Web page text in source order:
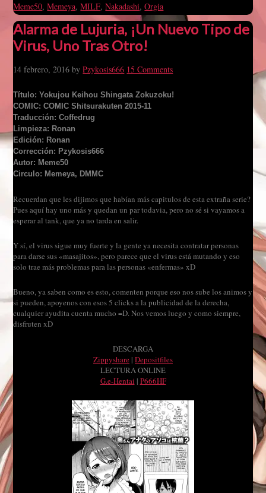
Meme50,Memeya,MILF,Nakadashi,Orgia
Alarma de Lujuria, ¡Un Nuevo Tipo de
Virus, Uno Tras Otro!
14 febrero, 2016 byPzykosis666 15 Comments
Título: Yokujou Keihou Shingata Zokuzoku!
COMIC: COMIC Shitsurakuten 2015-11
Traducción: Coffedrug
Limpieza: Ronan
Edición: Ronan
Corrección: Pzykosis666
Autor: Meme50
Circulo: Memeya, DMMC
Recuerdan que les dijimos que habían más capitulos de esta extraña serie?
Pues aquí hay uno más y quedan un par todavia, pero no sé si vayamos a
esperar al tank, que ya no tarda en salir.
Y sí, el virus sigue muy fuerte y la gente ya necesita contratar personas
para darse sus «masajitos», pero parece que el virus está mutando y eso
solo trae más problemas para las personas «enfermas» xD
Bueno, ya saben como es esto, comenten porque eso nos sube los animos y
si pueden, apoyenos con esos 5 clicks a la publicidad de la derecha,
cualquier ayudita cuenta mucho =D. Nos vemos luego y como siempre,
disfruten xD
DESCARGA
Zippyshare | Depositfiles
LECTURA ONLINE
G.e-Hentai | P666HF